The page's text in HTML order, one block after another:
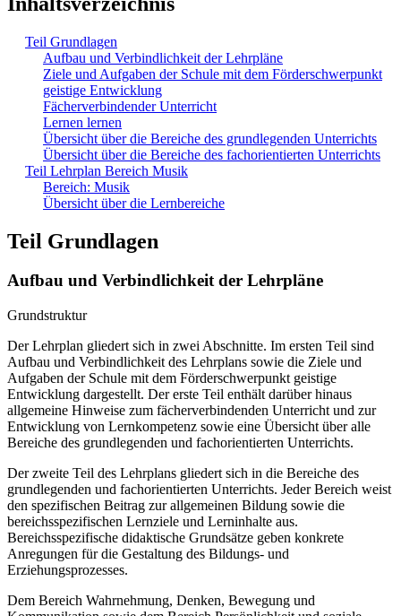
Teil Grundlagen
Aufbau und Verbindlichkeit der Lehrpläne
Ziele und Aufgaben der Schule mit dem Förderschwerpunkt
geistige Entwicklung
Fächerverbindender Unterricht
Lernen lernen
Übersicht über die Bereiche des grundlegenden Unterrichts
Übersicht über die Bereiche des fachorientierten Unterrichts
Teil Lehrplan Bereich Musik
Bereich: Musik
Übersicht über die Lernbereiche
Teil Grundlagen
Aufbau und Verbindlichkeit der Lehrpläne
Grundstruktur
Der Lehrplan gliedert sich in zwei Abschnitte. Im ersten Teil sind
Aufbau und Verbindlichkeit des Lehrplans sowie die Ziele und
Aufgaben der Schule mit dem Förderschwerpunkt geistige
Entwicklung dargestellt. Der erste Teil enthält darüber hinaus
allgemeine Hinweise zum fächerverbindenden Unterricht und zur
Entwicklung von Lernkompetenz sowie eine Übersicht über alle
Bereiche des grundlegenden und fachorientierten Unterrichts.
Der zweite Teil des Lehrplans gliedert sich in die Bereiche des
grundlegenden und fachorientierten Unterrichts. Jeder Bereich weist
den spezifischen Beitrag zur allgemeinen Bildung sowie die
bereichsspezifischen Lernziele und Lerninhalte aus.
Bereichsspezifische didaktische Grundsätze geben konkrete
Anregungen für die Gestaltung des Bildungs- und
Erziehungsprozesses.
Dem Bereich Wahrnehmung, Denken, Bewegung und